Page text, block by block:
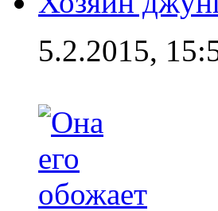
5.2.2015,